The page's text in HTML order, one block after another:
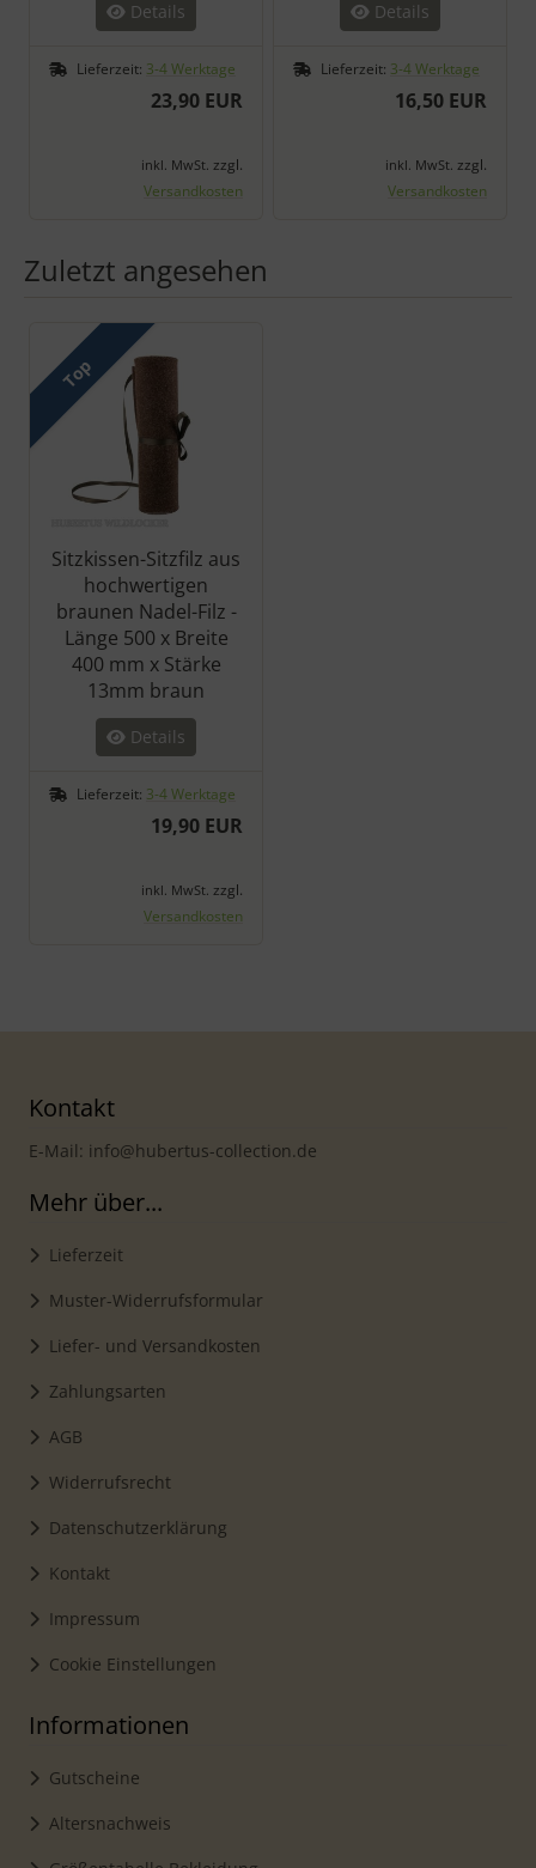
Details
Lieferzeit: 3-4 Werktage
23,90 EUR
inkl. MwSt. zzgl.
Versandkosten
Details
Lieferzeit: 3-4 Werktage
16,50 EUR
inkl. MwSt. zzgl.
Versandkosten
Zuletzt angesehen
Es folgt ein Produktslider - navigieren Sie mit der Tab-Taste
Top
Sitzkissen-Sitzfilz aus
hochwertigen
braunen Nadel-Filz -
Länge 500 x Breite
400 mm x Stärke
13mm braun
Details
Lieferzeit: 3-4 Werktage
19,90 EUR
inkl. MwSt. zzgl.
Versandkosten
Kontakt
E-Mail: info@hubertus-collection.de
Mehr über...
Lieferzeit
Muster-Widerrufsformular
Liefer- und Versandkosten
Zahlungsarten
AGB
Widerrufsrecht
Datenschutzerklärung
Kontakt
Impressum
Cookie Einstellungen
Informationen
Gutscheine
Altersnachweis